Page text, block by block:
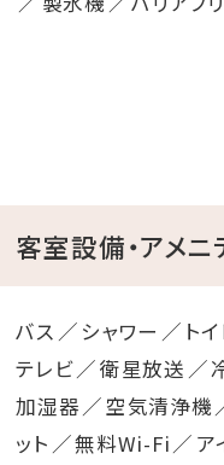
客室設備・アメニ
バス シャワー ト
テレビ
衛星放送
加湿器
空気清浄機
ット
無料Wi-Fi ア